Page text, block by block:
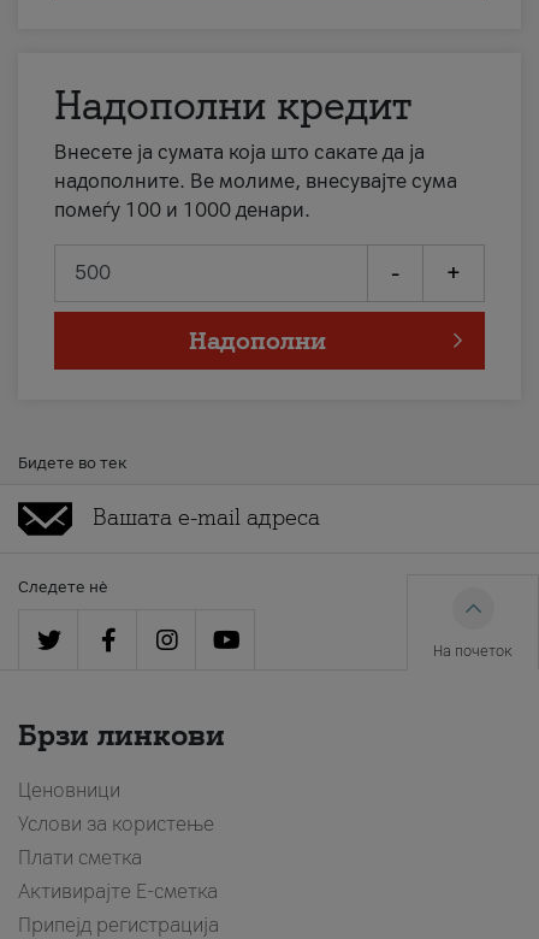
Надополни кредит
Внесете ја сумата која што сакате да ја
надополните. Ве молиме, внесувајте сума
помеѓу 100 и 1000 денари.
- +
Надополни
Бидете во тек
Следете нè
На почеток
Брзи линкови
Ценовници
Услови за користење
Плати сметка
Активирајте Е-сметка
Припејд регистрација